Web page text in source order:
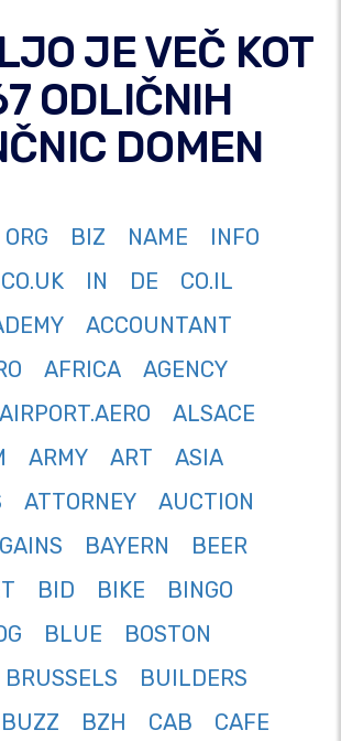
JE VEČ KOT
ODLIČNIH
DOMEN
ORG BIZ NAME
INFO
CO.UK IN DE
CO.IL
ACCOUNTANT
AFRICA
AGENCY
AIRPORT.AERO
ALSACE
ARMY ART
ASIA
ATTORNEY
AUCTION
BAYERN
BEER
BID BIKE
BINGO
BLUE
BOSTON
BRUSSELS
BUILDERS
BUZZ BZH CAB
CAFE